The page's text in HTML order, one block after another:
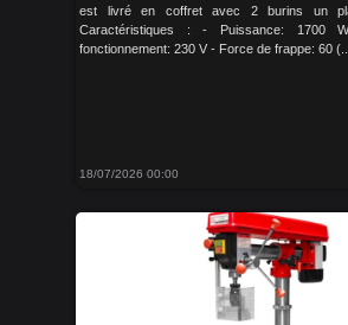
est livré en coffret avec 2 burins un
Caractéristiques : - Puissance: 1700
fonctionnement: 230 V - Force de frappe: 60
18/07/2026 00:00